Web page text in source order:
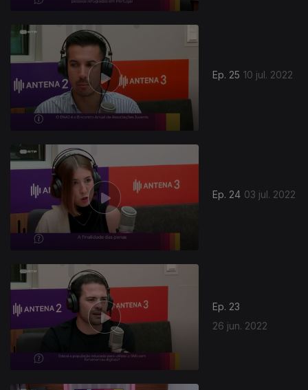
Ep. 25 10 jul. 2022
Ep. 24 03 jul. 2022
Ep. 23
26 jun. 2022